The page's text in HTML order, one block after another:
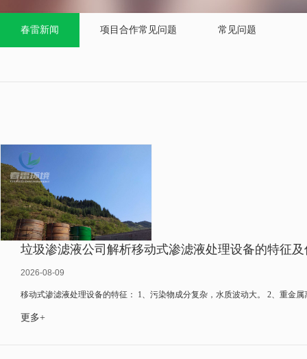
春雷新闻 项目合作常见问题 常见问题
垃圾渗滤液公司解析移动式渗滤液处理设备的特征及
2026-08-09
移动式渗滤液处理设备的特征： 1、污染物成分复杂，水质波动大。 2、重金
更多+